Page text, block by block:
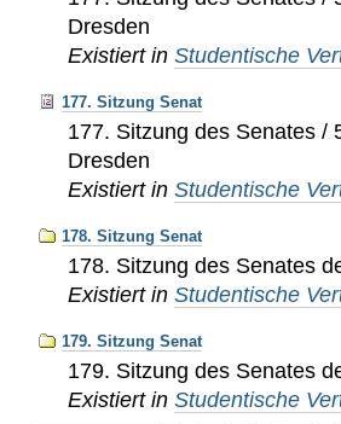
Dresden
Existiert in Studentische
177. Sitzung Senat
177. Sitzung des Senates /
Dresden
Existiert in Studentische
178. Sitzung Senat
178. Sitzung des Senates
Existiert in Studentische
179. Sitzung Senat
179. Sitzung des Senates
Existiert in Studentische